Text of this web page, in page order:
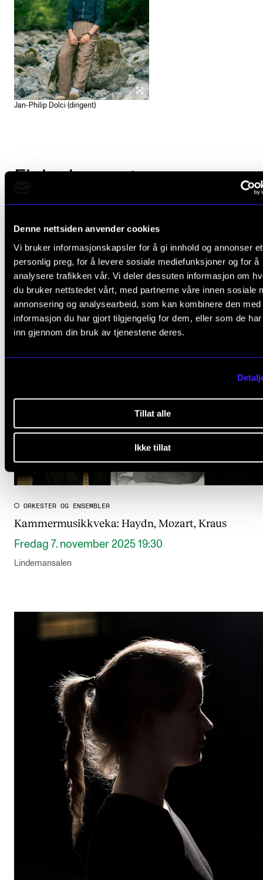
Denne nettsiden anvender cookies
Vi bruker informasjonskapsler for å gi innhold og annonser et
personlig preg, for å levere sosiale mediefunksjoner og for å
analysere trafikken vår. Vi deler dessuten informasjon om
du bruker nettstedet vårt, med partnerne våre innen sosiale
annonsering og analysearbeid, som kan kombinere den med
informasjon du har gjort tilgjengelig for dem, eller som de
inn gjennom din bruk av tjenestene deres.
Tillat alle
Ikke tillat
Jan-Philip Dolci (dirigent)
Fleire konsertar
ORKESTER OG ENSEMBLER
Kammermusikkveka: Haydn, Mozart, Kraus
Fredag 7. november 2025 19:30
Lindemansalen